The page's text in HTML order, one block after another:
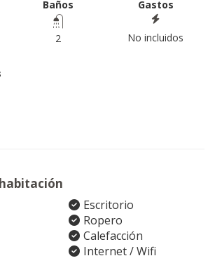
Baños
2
Gastos
No incluidos
Escritorio
Ropero
Calefacción
Internet / Wifi